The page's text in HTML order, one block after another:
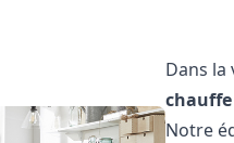
Dans la
Notre